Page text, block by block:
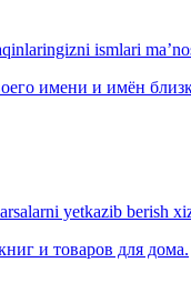
ismlari
имени и имён
yetkazib berish
и товаров для дома.